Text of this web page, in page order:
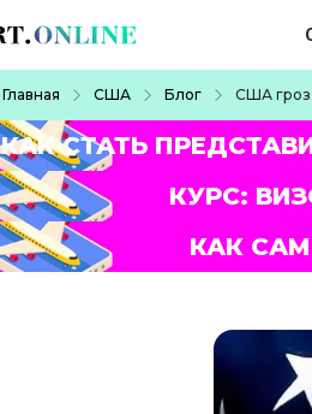
Main
Главная США Блог США
КАК СТАТЬ
КУРС:
КАК